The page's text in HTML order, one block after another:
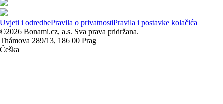
Uvjeti i odredbePravila o privatnostiPravila i postavke kolačića
©2026 Bonami.cz, a.s. Sva prava pridržana.
Thámova 289/13, 186 00 Prag
Češka